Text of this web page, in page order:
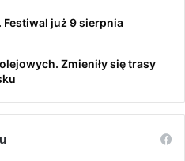
już 9 sierpnia
Zmieniły się trasy